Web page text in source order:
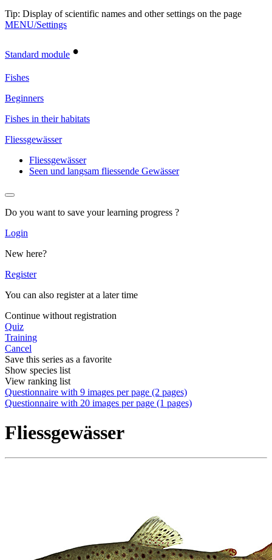
Tip: Display of scientific names and other settings on the page
MENU/Settings
Standard module •
Fishes
Beginners
Fishes in their habitats
Fliessgewässer
Fliessgewässer
Seen und langsam fliessende Gewässer
Do you want to save your learning progress ?
Login
New here?
Register
You can also register at a later time
Continue without registration
Quiz
Training
Cancel
Save this series as a favorite
Show species list
View ranking list
Questionnaire with 9 images per page (2 pages)
Questionnaire with 20 images per page (1 pages)
Fliessgewässer